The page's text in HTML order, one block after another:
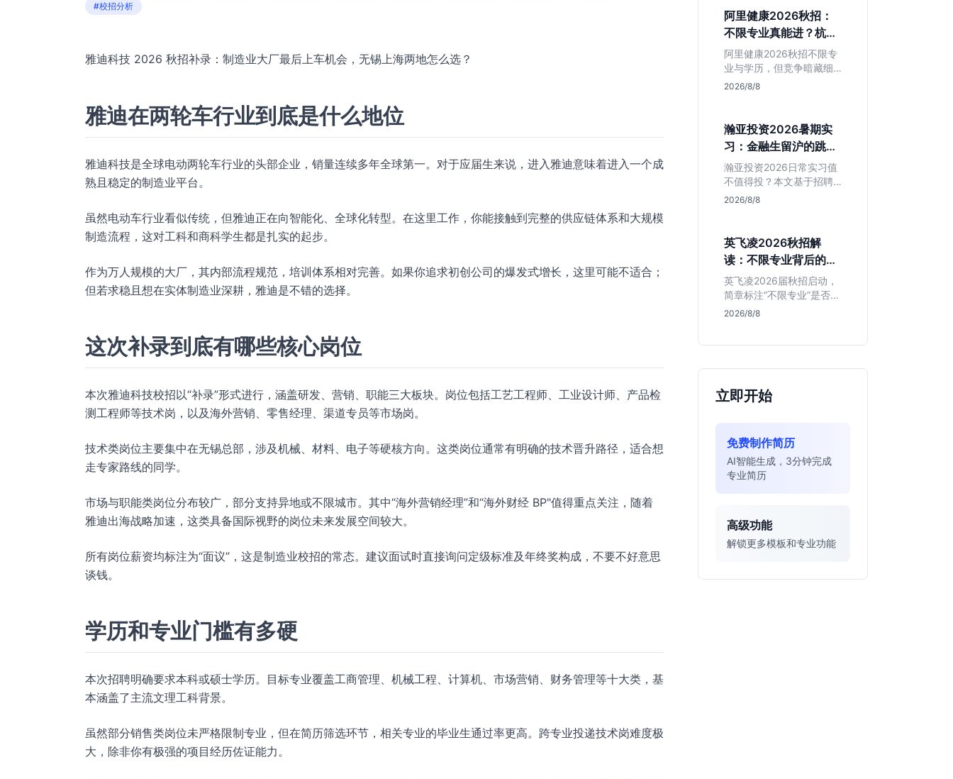
#校招分析
雅迪科技 2026 秋招补录：制造业大厂最后上车机会，无锡上海两地怎么选？
雅迪在两轮车行业到底是什么地位
雅迪科技是全球电动两轮车行业的头部企业，销量连续多年全球第一。对于应届生来说，进入雅迪意味着进入一个成
熟且稳定的制造业平台。
虽然电动车行业看似传统，但雅迪正在向智能化、全球化转型。在这里工作，你能接触到完整的供应链体系和大规模
制造流程，这对工科和商科学生都是扎实的起步。
作为万人规模的大厂，其内部流程规范，培训体系相对完善。如果你追求初创公司的爆发式增长，这里可能不适合；
但若求稳且想在实体制造业深耕，雅迪是不错的选择。
这次补录到底有哪些核心岗位
本次雅迪科技校招以“补录”形式进行，涵盖研发、营销、职能三大板块。岗位包括工艺工程师、工业设计师、产品检
测工程师等技术岗，以及海外营销、零售经理、渠道专员等市场岗。
技术类岗位主要集中在无锡总部，涉及机械、材料、电子等硬核方向。这类岗位通常有明确的技术晋升路径，适合想
走专家路线的同学。
市场与职能类岗位分布较广，部分支持异地或不限城市。其中“海外营销经理”和“海外财经 BP"值得重点关注，随着
雅迪出海战略加速，这类具备国际视野的岗位未来发展空间较大。
所有岗位薪资均标注为“面议”，这是制造业校招的常态。建议面试时直接询问定级标准及年终奖构成，不要不好意思
谈钱。
学历和专业门槛有多硬
本次招聘明确要求本科或硕士学历。目标专业覆盖工商管理、机械工程、计算机、市场营销、财务管理等十大类，基
本涵盖了主流文理工科背景。
虽然部分销售类岗位未严格限制专业，但在简历筛选环节，相关专业的毕业生通过率更高。跨专业投递技术岗难度极
大，除非你有极强的项目经历佐证能力。
简历、能接受严谨流程的
设计生，想进大厂快节奏
者慎投。
阿里健康2026秋招：
不限专业真能进？杭州
大厂最后的捡漏机会
阿里健康2026秋招不限专
业与学历，但竞争暗藏细
节。本文解读其医疗赛道
帮应届生判断是否值得投
入。
2026/8/8
瀚亚投资2026暑期实
习：金融生留沪的跳板
还是坑？
瀚亚投资2026日常实习值
不值得投？本文基于招聘
简章分析：业务聚焦金融
需上海高含金量实习证
明、想接触真实资金流向
的金融生，不适合追求稳
定留用的同学。
2026/8/8
英飞凌2026秋招解
读：不限专业背后的门
槛与机会
英飞凌2026届秋招启动，
简章标注“不限专业”是否可
信？本文基于招聘简章，
断是否值得投入。
2026/8/8
立即开始
免费制作简历
AI智能生成，3分钟完成
专业简历
高级功能
解锁更多模板和专业功能